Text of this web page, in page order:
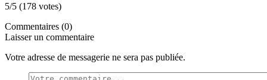
5/5 (178 votes)
Commentaires (0)
Laisser un commentaire
Votre adresse de messagerie ne sera pas publiée.